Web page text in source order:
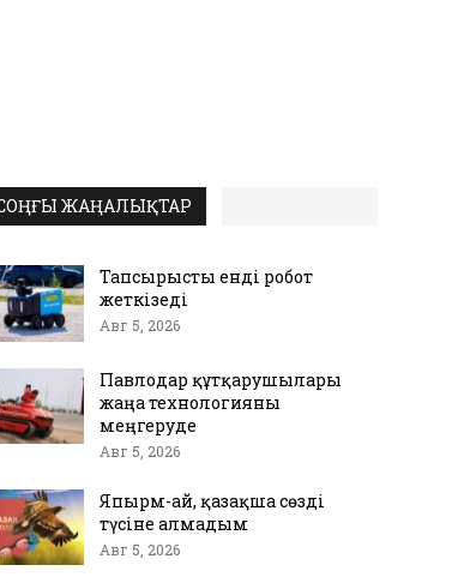
ЖАҢАЛЫҚТАР
Тапсырысты енді робот
жеткізеді
Авг 5, 2026
Павлодар құтқарушылары
жаңа технологияны
меңгеруде
Авг 5, 2026
Япырм-ай, қазақша сөзді
түсіне алмадым
Авг 5, 2026